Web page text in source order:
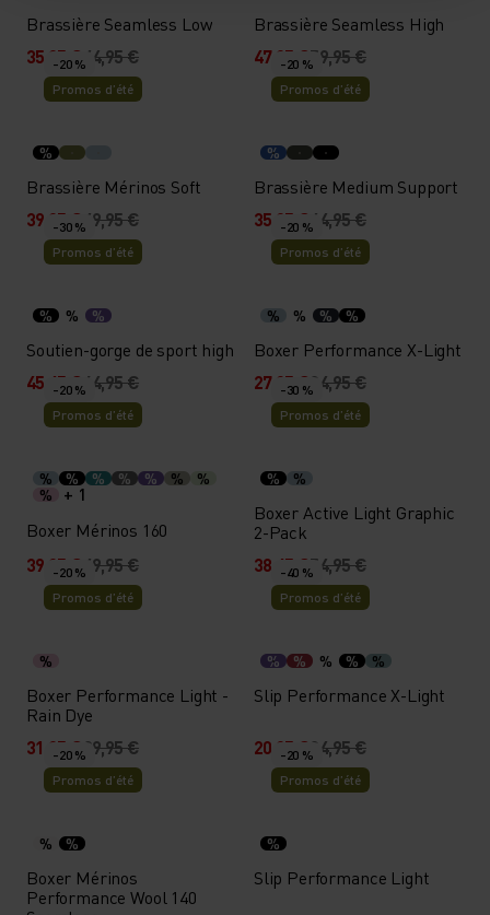
Brassière Seamless Low
35,95 €44,95 €
Brassière Seamless High
47,95 €59,95 €
-20 %
Promos d’été
%
Brassière Mérinos Soft
39,95 €49,95 €
-20 %
Promos d’été
%
Brassière Medium Support
35,95 €44,95 €
-30 %
Promos d’été
% % %
Soutien-gorge de sport high
45,45 €64,95 €
-20 %
Promos d’été
% % % %
Boxer Performance X-Light
27,95 €34,95 €
-20 %
Promos d’été
% % % % % %
%
%
+ 1
Boxer Mérinos 160
39,95 €49,95 €
-30 %
Promos d’été
% %
Boxer Active Light Graphic
2-Pack
38,45 €54,95 €
-20 %
Promos d’été
%
Boxer Performance Light -
Rain Dye
31,95 €39,95 €
-40 %
Promos d’été
% % % % %
Slip Performance X-Light
20,95 €34,95 €
-20 %
Promos d’été
% %
Boxer Mérinos
Performance Wool 140
-20 %
Promos d’été
%
Slip Performance Light